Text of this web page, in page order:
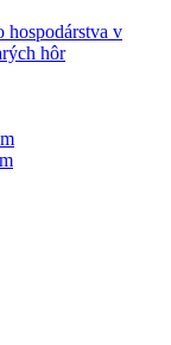
hospodárstva v
hôr